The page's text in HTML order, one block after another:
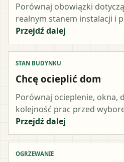
Porównaj obowiązki
realnym stanem instalacji i
Przejdź dalej
STAN BUDYNKU
Chcę ocieplić dom
Porównaj ocieplenie, okna,
kolejność prac przed
Przejdź dalej
OGRZEWANIE